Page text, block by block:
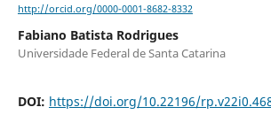
http://orcid.org/0000-0001-8682-8332
Fabiano Batista Rodrigues
Universidade Federal de Santa Catarina
DOI: https://doi.org/10.22196/